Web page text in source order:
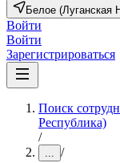
Белое (Луганская
Войти
Войти
Зарегистрироваться
Поиск
Республика)
/
... /